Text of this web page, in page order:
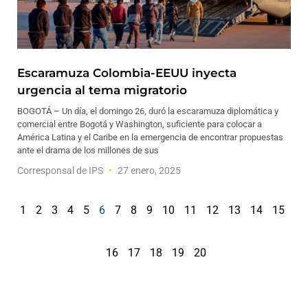
Escaramuza Colombia-EEUU inyecta
urgencia al tema migratorio
BOGOTÁ – Un día, el domingo 26, duró la escaramuza diplomática y
comercial entre Bogotá y Washington, suficiente para colocar a
América Latina y el Caribe en la emergencia de encontrar propuestas
ante el drama de los millones de sus
Corresponsal de IPS 27 enero, 2025
1 2 3 4 5 6 7 8 9 10 11 12 13 14 15
16 17 18 19 20